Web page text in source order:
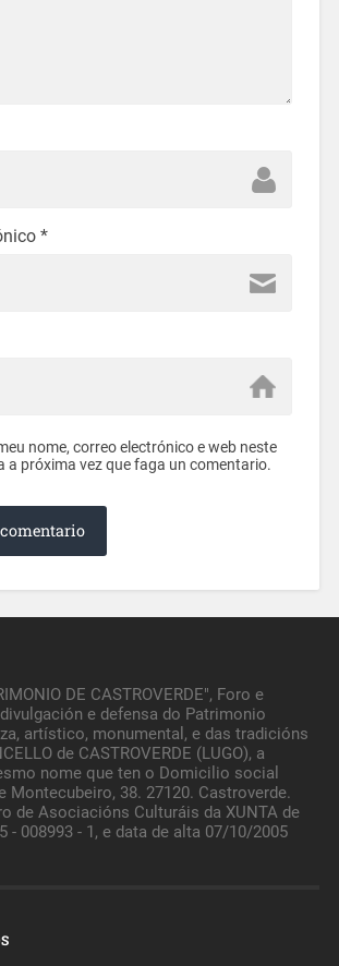
*
nome, correo electrónico e web neste
a próxima vez que faga un comentario.
DE CASTROVERDE", Foro e
e defensa do Patrimonio
artístico, monumental, e das tradicións
de CASTROVERDE (LUGO), a
nome que ten o Domicilio social
Montecubeiro, 38. 27120. Castroverde.
de Asociacións Culturáis da XUNTA de
- 008993 - 1, e data de alta 07/10/2005